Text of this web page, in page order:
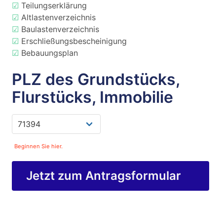
☑ Teilungserklärung
☑ Altlastenverzeichnis
☑ Baulastenverzeichnis
☑ Erschließungsbescheinigung
☑ Bebauungsplan
PLZ des Grundstücks,
Flurstücks, Immobilie
Beginnen Sie hier.
Jetzt zum Antragsformular